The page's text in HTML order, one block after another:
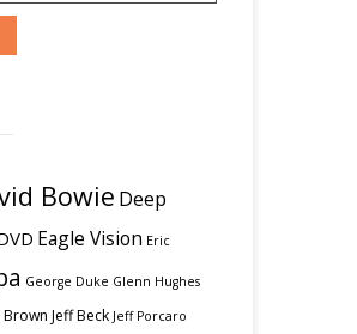
Bowie Deep
Eagle Vision Eric
George Duke Glenn Hughes
Brown Jeff Beck Jeff Porcaro